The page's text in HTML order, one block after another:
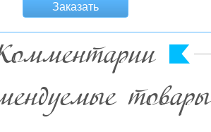
Заказать
товары